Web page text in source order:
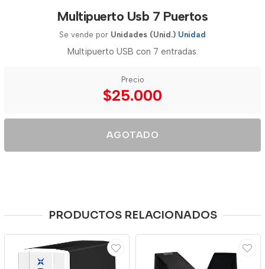
Multipuerto Usb 7 Puertos
Se vende por Unidades (Unid.) Unidad
Multipuerto USB con 7 entradas.
Precio
$25.000
AGOTADO
PRODUCTOS RELACIONADOS